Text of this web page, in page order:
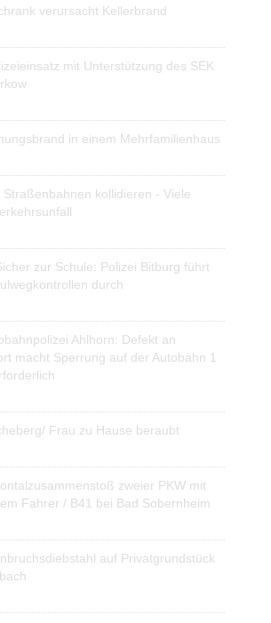
verursacht Kellerbrand
mit Unterstützung des SEK
in einem Mehrfamilienhaus
Straßenbahnen kollidieren - Viele
zur Schule: Polizei Bitburg führt
durch
Ahlhorn: Defekt an
macht Sperrung auf der Autobahn 1
Frau zu Hause beraubt
zweier PKW mit
Fahrer / B41 bei Bad Sobernheim
auf Privatgrundstück